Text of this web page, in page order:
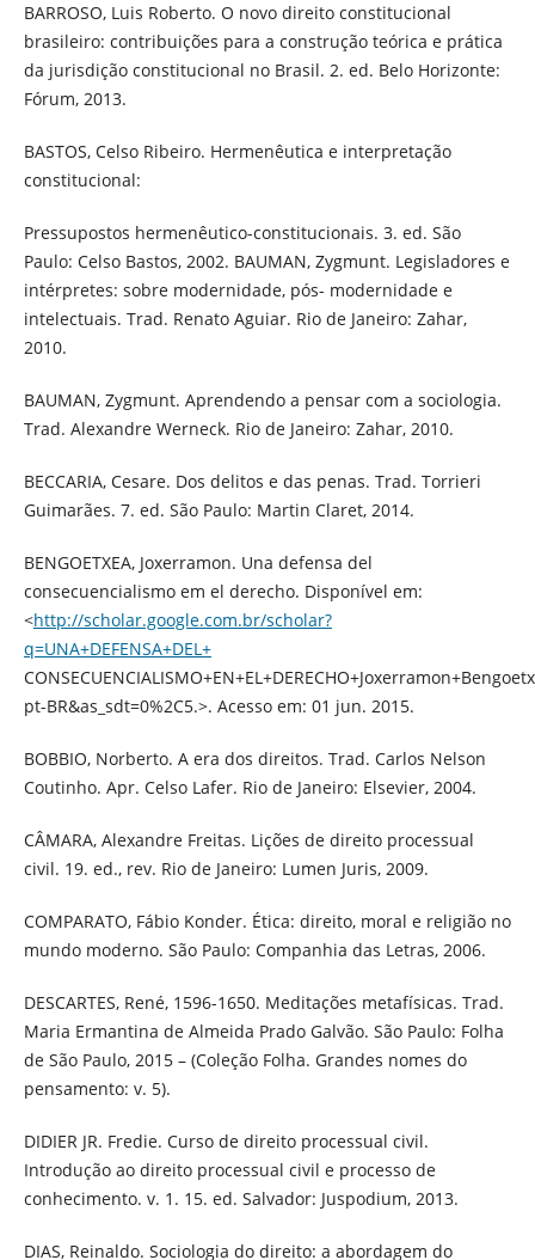
BARROSO, Luis Roberto. O novo direito constitucional
brasileiro: contribuições para a construção teórica e prática
da jurisdição constitucional no Brasil. 2. ed. Belo Horizonte:
Fórum, 2013.
BASTOS, Celso Ribeiro. Hermenêutica e interpretação
constitucional:
Pressupostos hermenêutico-constitucionais. 3. ed. São
Paulo: Celso Bastos, 2002. BAUMAN, Zygmunt. Legisladores e
intérpretes: sobre modernidade, pós- modernidade e
intelectuais. Trad. Renato Aguiar. Rio de Janeiro: Zahar,
2010.
BAUMAN, Zygmunt. Aprendendo a pensar com a sociologia.
Trad. Alexandre Werneck. Rio de Janeiro: Zahar, 2010.
BECCARIA, Cesare. Dos delitos e das penas. Trad. Torrieri
Guimarães. 7. ed. São Paulo: Martin Claret, 2014.
BENGOETXEA, Joxerramon. Una defensa del
consecuencialismo em el derecho. Disponível em:
<http://scholar.google.com.br/scholar?
q=UNA+DEFENSA+DEL+
pt-BR&as_sdt=0%2C5.>. Acesso em: 01 jun. 2015.
BOBBIO, Norberto. A era dos direitos. Trad. Carlos Nelson
Coutinho. Apr. Celso Lafer. Rio de Janeiro: Elsevier, 2004.
CÂMARA, Alexandre Freitas. Lições de direito processual
civil. 19. ed., rev. Rio de Janeiro: Lumen Juris, 2009.
COMPARATO, Fábio Konder. Ética: direito, moral e religião no
mundo moderno. São Paulo: Companhia das Letras, 2006.
DESCARTES, René, 1596-1650. Meditações metafísicas. Trad.
Maria Ermantina de Almeida Prado Galvão. São Paulo: Folha
de São Paulo, 2015 – (Coleção Folha. Grandes nomes do
pensamento: v. 5).
DIDIER JR. Fredie. Curso de direito processual civil.
Introdução ao direito processual civil e processo de
conhecimento. v. 1. 15. ed. Salvador: Juspodium, 2013.
DIAS, Reinaldo. Sociologia do direito: a abordagem do